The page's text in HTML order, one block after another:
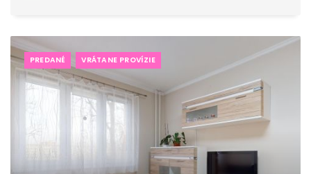
PREDANÉ VRÁTANE PROVÍZIE